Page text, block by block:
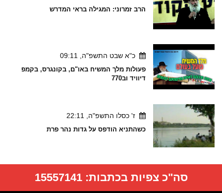
הרב זמרוני: המגילה בראי המדרש
כ"א שבט התשפ"ה, 09:11
פעולות מלך המשיח באו"ם, בקונגרס, בקמפ
דיוויד וב770
ז' כסלו התשפ"ה, 22:11
כשהתניא הודפס על גדות נהר פרת
סה"כ צפיות בכתבות:15557141